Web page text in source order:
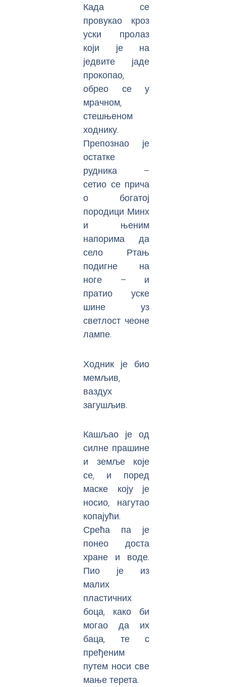
Када се
провукао кроз
уски пролаз
који је на
једвите јаде
прокопао,
обрео се у
мрачном,
стешњеном
ходнику.
Препознао је
остатке
рудника –
сетио се прича
о богатој
породици Минх
и њеним
напорима да
село Ртањ
подигне на
ноге – и
пратио уске
шине уз
светлост чеоне
лампе.
Ходник је био
мемљив,
ваздух
загушљив.
Кашљао је од
силне прашине
и земље које
се, и поред
маске коју је
носио, нагутао
копајући.
Срећа па је
понео доста
хране и воде.
Пио је из
малих
пластичних
боца, како би
могао да их
баца, те с
пређеним
путем носи све
мање терета.